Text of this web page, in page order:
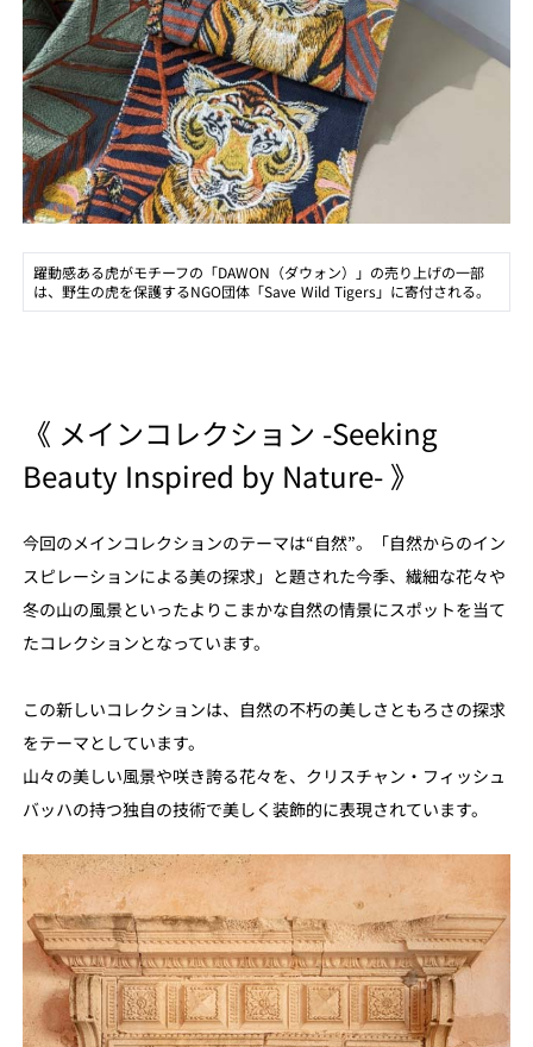
躍動感ある虎がモチーフの「DAWON（ダウォン）」の売り上げの一部
は、野生の虎を保護するNGO団体「Save Wild Tigers」に寄付される。
《 メインコレクション -Seeking
Beauty Inspired by Nature- 》
今回のメインコレクションのテーマは“自然”。「自然からのイン
スピレーションによる美の探求」と題された今季、繊細な花々や
冬の山の風景といったよりこまかな自然の情景にスポットを当て
たコレクションとなっています。
この新しいコレクションは、自然の不朽の美しさともろさの探求
をテーマとしています。
山々の美しい風景や咲き誇る花々を、クリスチャン・フィッシュ
バッハの持つ独自の技術で美しく装飾的に表現されています。